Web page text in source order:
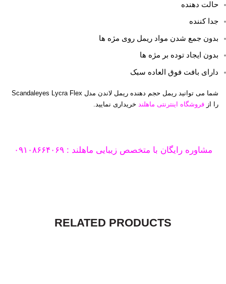
حالت دهنده
جدا کننده
بدون جمع شدن مواد ریمل روی مژه ها
بدون ایجاد توده بر مژه ها
دارای بافت فوق العاده سبک
شما می توانید ریمل حجم دهنده ریمل لاندن مدل Scandaleyes Lycra Flex
را از فروشگاه اینترنتی ماهلند خریداری نمایید.
مشاوره رایگان با متخصص زیبایی ماهلند : ۰۹۱۰۸۶۶۴۰۶۹
RELATED PRODUCTS